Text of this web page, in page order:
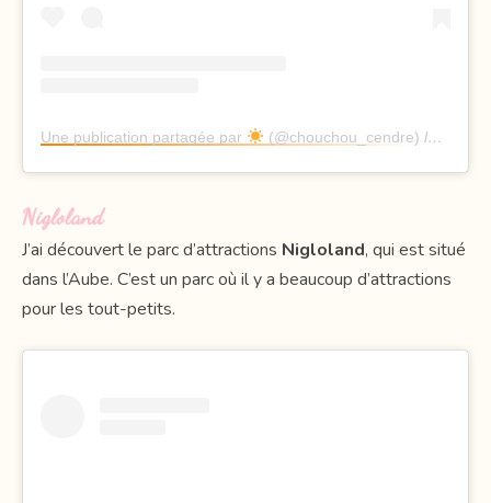
Une publication partagée par (@chouchou_cendre) le
Nigloland
J’ai découvert le parc d’attractions Nigloland, qui est situé
dans l’Aube. C’est un parc où il y a beaucoup d’attractions
pour les tout-petits.